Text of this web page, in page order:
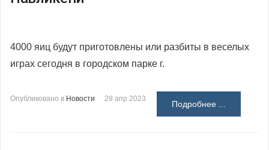
4000 яиц будут приготовлены или разбиты в веселых
играх сегодня в городском парке г.
Опубликовано в Новости 29 апр 2023
Подробнее ...